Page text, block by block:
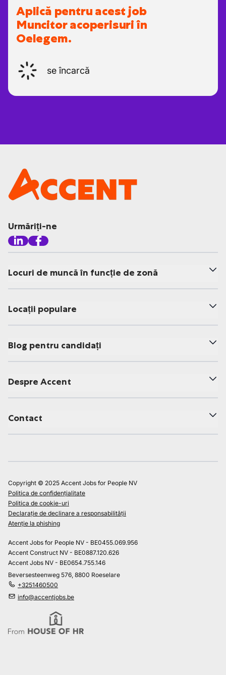
Aplică pentru acest job
Muncitor acoperisuri în
Oelegem.
se încarcă
Urmăriți-ne
Locuri de muncă în funcție de zonă
Locații populare
Blog pentru candidați
Despre Accent
Contact
Copyright © 2025 Accent Jobs for People NV
Politica de confidențialitate
Politica de cookie-uri
Declarație de declinare a responsabilității
Atenție la phishing
Accent Jobs for People NV - BE0455.069.956
Accent Construct NV - BE0887.120.626
Accent Jobs NV - BE0654.755.146
Beversesteenweg 576, 8800 Roeselare
+3251460500
info@accentjobs.be